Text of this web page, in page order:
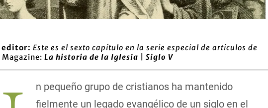
editor: Este es el sexto capítulo en la serie especial de artículos de
La historia de la Iglesia | Siglo V
n pequeño grupo de cristianos ha mantenido
fielmente un legado evangélico de un siglo en el